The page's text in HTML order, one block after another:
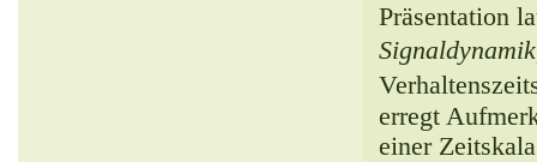
Präsentation
erregt
einer